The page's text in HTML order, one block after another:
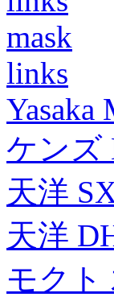
mask
links
Yasaka
ケンズ
天洋
天洋
モクト